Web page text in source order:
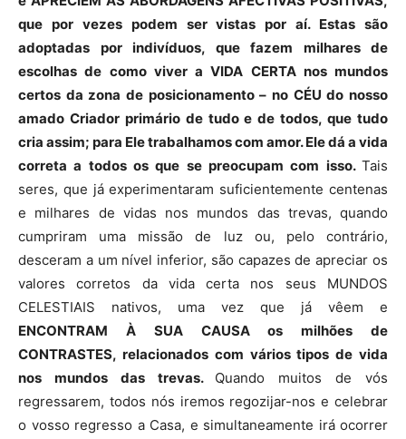
que por vezes podem ser vistas por aí. Estas são
adoptadas por indivíduos, que fazem milhares de
escolhas de como viver a VIDA CERTA nos mundos
certos da zona de posicionamento–no CÉU do nosso
amado Criador primário de tudo e de todos, que tudo
cria assim; para Ele trabalhamos com amor. Ele dá a vida
correta a todos os que se preocupam com isso. Tais
seres, que já experimentaram suficientemente centenas
e milhares de vidas nos mundos das trevas, quando
cumpriram uma missão de luz ou, pelo contrário,
desceram a um nível inferior, são capazes de apreciar os
valores corretos da vida certa nos seus MUNDOS
CELESTIAIS nativos, uma vez que já vêem e
ENCONTRAM À SUA CAUSA os milhões de
CONTRASTES, relacionados com vários tipos de vida
nos mundos das trevas. Quando muitos de vós
regressarem, todos nós iremos regozijar-nos e celebrar
o vosso regresso a Casa, e simultaneamente irá ocorrer